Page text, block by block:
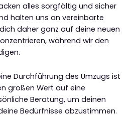
alles sorgfältig und sicher
halten uns an vereinbarte
daher ganz auf deine neuen
während wir den
Durchführung des Umzugs ist
großen Wert auf eine
Beratung, um deinen
Bedürfnisse abzustimmen.